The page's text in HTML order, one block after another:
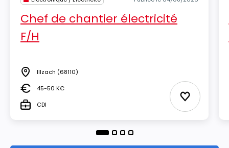
Chef de chantier électricité
F/H
Lieu Illzach (68110)
Salaire45-50 K€
TypeCDI Ajouter